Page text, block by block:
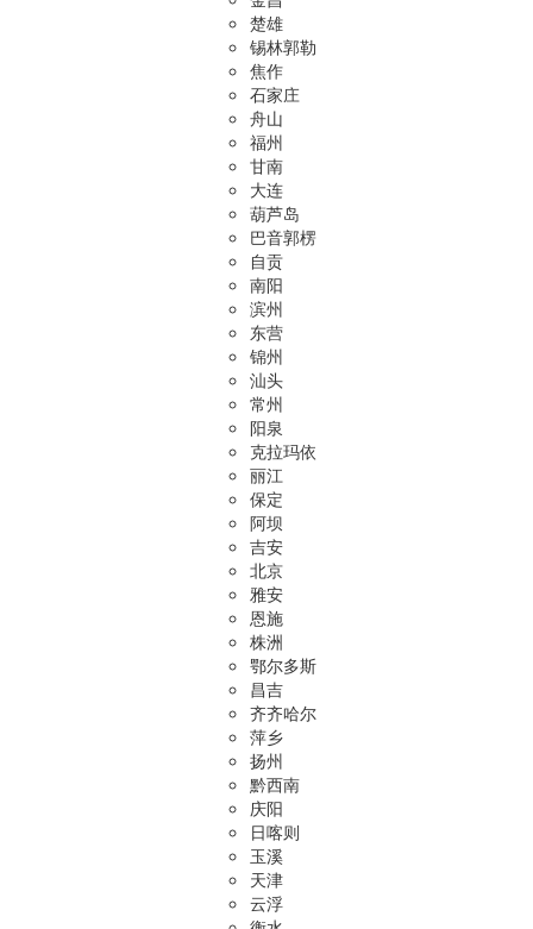
楚雄
锡林郭勒
焦作
石家庄
舟山
福州
甘南
大连
葫芦岛
巴音郭楞
自贡
南阳
滨州
东营
锦州
汕头
常州
阳泉
克拉玛依
丽江
保定
阿坝
吉安
北京
雅安
恩施
株洲
鄂尔多斯
昌吉
齐齐哈尔
萍乡
扬州
黔西南
庆阳
日喀则
玉溪
天津
云浮